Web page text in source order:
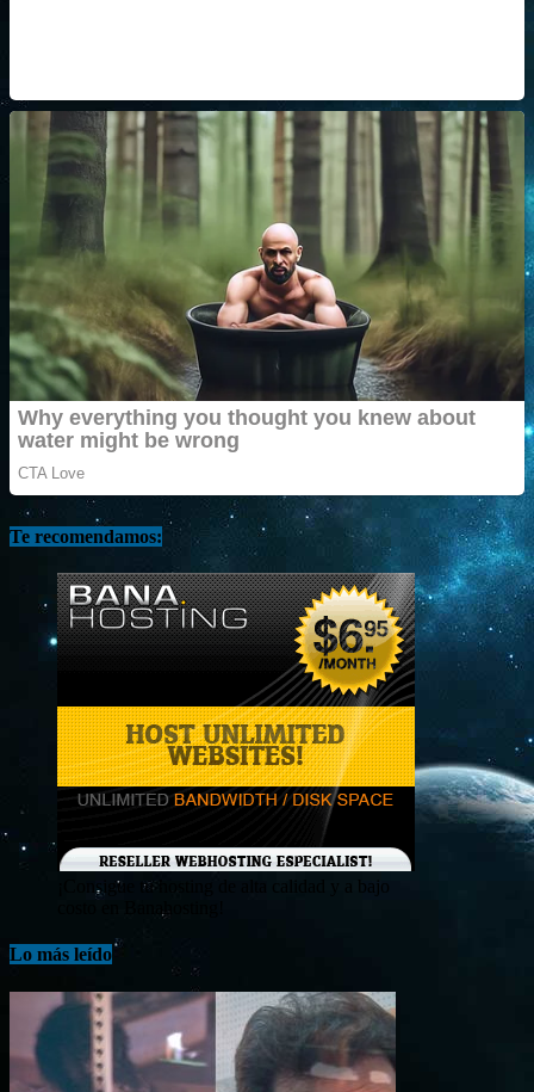
Te recomendamos:
¡Consigue tu hosting de alta calidad y a bajo
costo en Banahosting!
Lo más leído